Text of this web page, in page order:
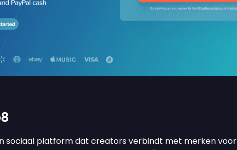
sociaal platform dat creators verbindt met merken